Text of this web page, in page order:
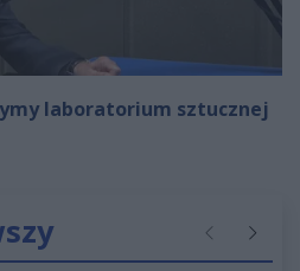
laboratorium sztucznej
Poprzednie